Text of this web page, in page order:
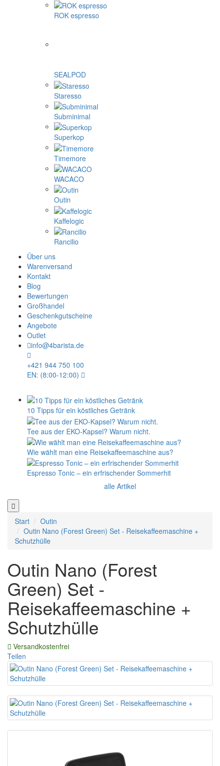
ROK espresso
SEALPOD
Staresso
Subminimal
Superkop
Timemore
WACACO
Outin
Kaffelogic
Rancilio
Über uns
Warenversand
Kontakt
Blog
Bewertungen
Großhandel
Geschenkgutscheine
Angebote
Outlet
info@4barista.de
+421 944 750 100
EN: (8:00-12:00)
10 Tipps für ein köstliches Getränk
Tee aus der EKO-Kapsel? Warum nicht.
Wie wählt man eine Reisekaffeemaschine aus?
Espresso Tonic – ein erfrischender Sommerhit
alle Artikel
Start
Outin
Outin Nano (Forest Green) Set - Reisekaffeemaschine +
Schutzhülle
Outin Nano (Forest
Green) Set -
Reisekaffeemaschine +
Schutzhülle
Versandkostenfrei
Teilen